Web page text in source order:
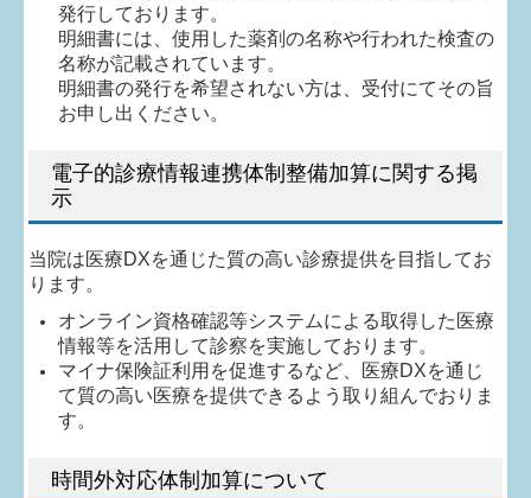
発行しております。
明細書には、使用した薬剤の名称や行われた検査の
名称が記載されています。
明細書の発行を希望されない方は、受付にてその旨
お申し出ください。
電子的診療情報連携体制整備加算に関する掲
示
当院は医療DXを通じた質の高い診療提供を目指してお
ります。
オンライン資格確認等システムによる取得した医療
情報等を活用して診察を実施しております。
マイナ保険証利用を促進するなど、医療DXを通じ
て質の高い医療を提供できるよう取り組んでおりま
す。
時間外対応体制加算について